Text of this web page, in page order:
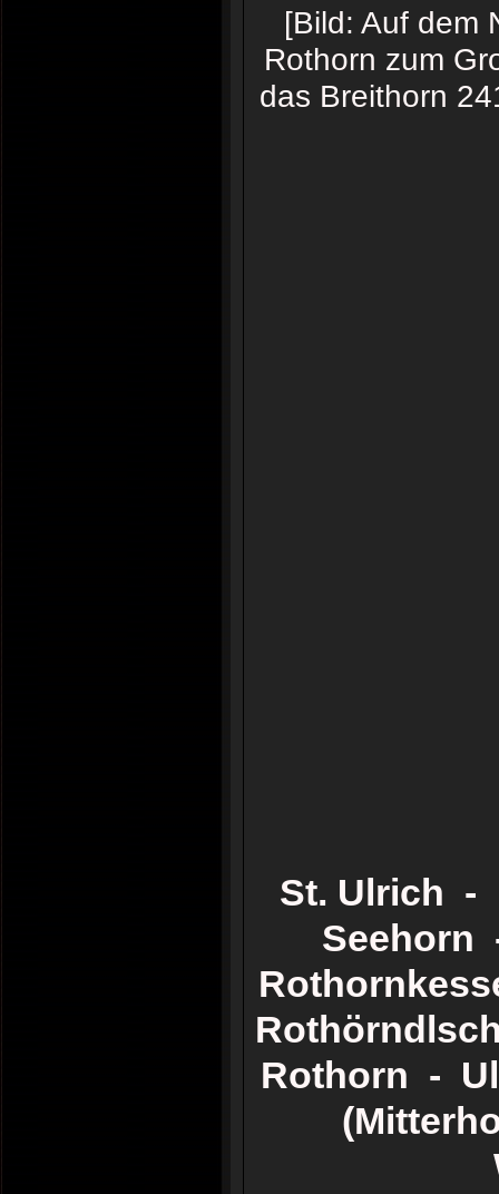
[Bild: Auf dem
Rothorn zum
das Breithorn
St. Ulrich -
Seehorn
Rothorn -